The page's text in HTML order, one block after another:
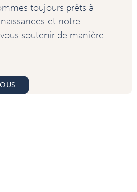
toujours prêts à
et notre
soutenir de manière